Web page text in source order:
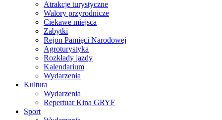
Atrakcje turystyczne
Walory przyrodnicze
Ciekawe miejsca
Zabytki
Rejon Pamięci Narodowej
Agroturystyka
Rozkłady jazdy
Kalendarium
Wydarzenia
Kultura
Wydarzenia
Repertuar Kina GRYF
Sport